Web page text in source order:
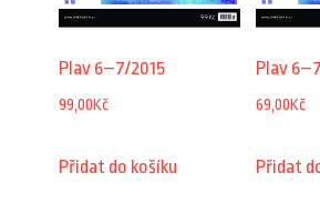
Plav 6–7/2015
99,00Kč
Přidat do košíku
Plav
69,00Kč
Přidat